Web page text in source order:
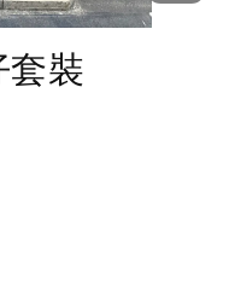
套裝